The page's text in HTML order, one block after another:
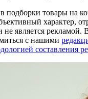
подборки товары на
характер,
не является рекламой.
с нашими
составления